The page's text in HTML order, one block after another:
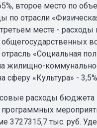
второе место по
по отрасли
месте - расходы
«Социальная
жилищно-
сферу «Культура» -
расходы бюджета
3727315,7 тыс. руб.